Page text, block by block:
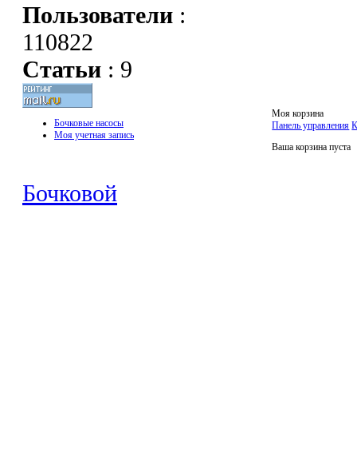
Пользователи :
110822
Статьи : 9
Моя корзина
Панель управления
Ваша корзина пуста
Бочковые насосы
Моя учетная запись
Бочковой